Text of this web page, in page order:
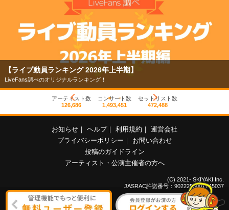
【ライブ動員ランキング 2026年上半期】
LiveFans調べのオリジナルランキング！
アーティスト数
126,686
コンサート数
1,493,451
セットリスト数
472,488
お知らせ ｜ ヘルプ｜ 利用規約 ｜ 運営会社
プライバシーポリシー ｜
お問い合わせ
投稿のガイドライン
アーティスト・公演主催者の方へ
(C) 2021- SKIYAKI Inc.
JASRAC許諾番号：9022255001Y45037